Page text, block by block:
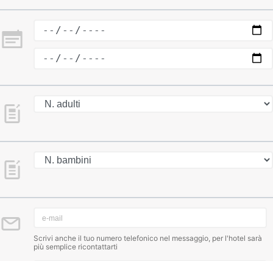
Scrivi anche il tuo numero telefonico nel messaggio, per l'hotel sarà
più semplice ricontattarti